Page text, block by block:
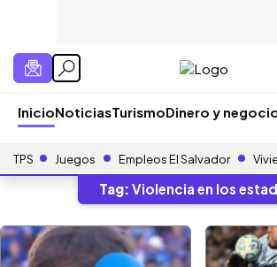
InicioNoticiasTurismoDinero y
TPS Juegos Empleos El Salvador
Tag: Violencia en los